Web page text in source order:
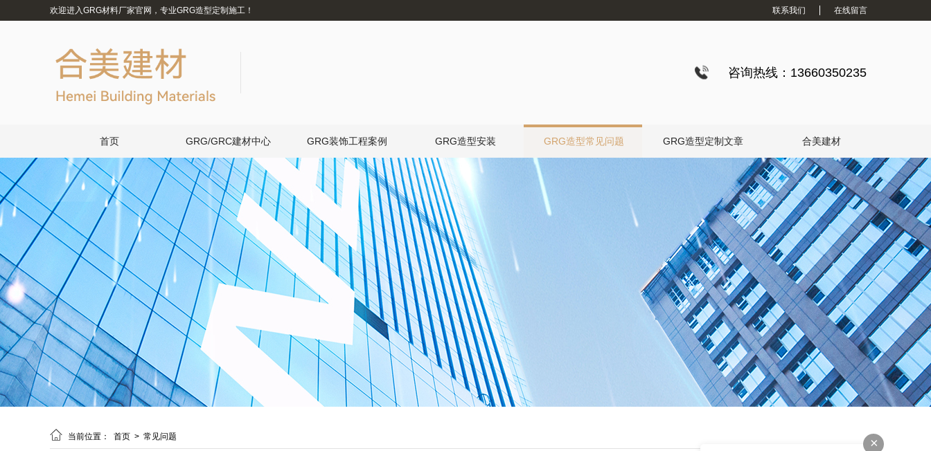
欢迎进入GRG材料厂家官网，专业GRG造型定制施工！ 联系我们 在线留言
咨询热线：13660350235
首页 GRG/GRC建材中心 GRG装饰工程案例 GRG造型安装 GRG造型常见问题 GRG造型定制文章 合美建材
 当前位置： 首页 > 常见问题 ×